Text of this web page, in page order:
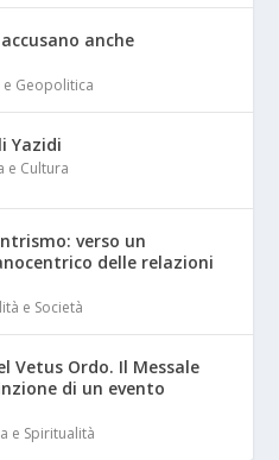
anche
e Geopolitica
Yazidi
e Cultura
verso un
delle relazioni
e Società
Vetus Ordo. Il Messale
di un evento
e Spiritualità